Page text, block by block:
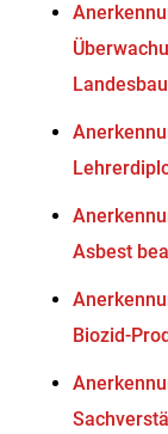
Asbest
Biozid-